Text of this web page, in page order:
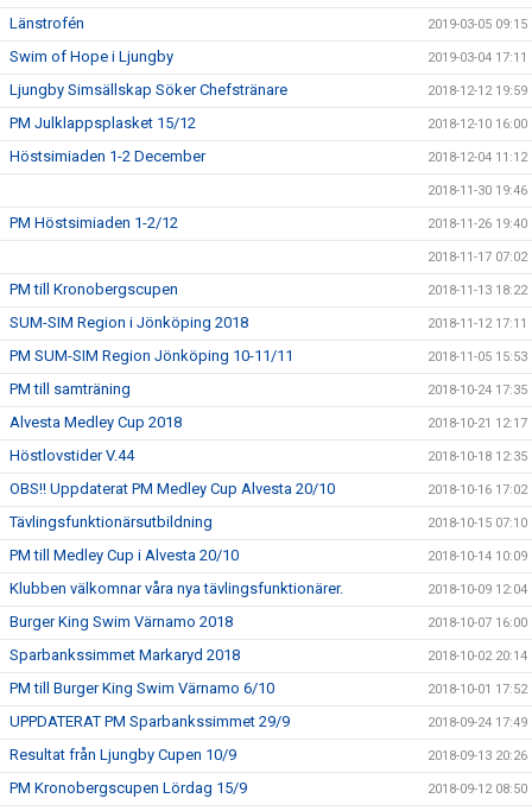
Länstrofén 2019-03-05 09:15
Swim of Hope i Ljungby 2019-03-04 17:11
Ljungby Simsällskap Söker Chefstränare 2018-12-12 19:59
PM Julklappsplasket 15/12 2018-12-10 16:00
Höstsimiaden 1-2 December 2018-12-04 11:12
2018-11-30 19:46
PM Höstsimiaden 1-2/12 2018-11-26 19:40
2018-11-17 07:02
PM till Kronobergscupen 2018-11-13 18:22
SUM-SIM Region i Jönköping 2018 2018-11-12 17:11
PM SUM-SIM Region Jönköping 10-11/11 2018-11-05 15:53
PM till samträning 2018-10-24 17:35
Alvesta Medley Cup 2018 2018-10-21 12:17
Höstlovstider V.44 2018-10-18 12:35
OBS!! Uppdaterat PM Medley Cup Alvesta 20/10 2018-10-16 17:02
Tävlingsfunktionärsutbildning 2018-10-15 07:10
PM till Medley Cup i Alvesta 20/10 2018-10-14 10:09
Klubben välkomnar våra nya tävlingsfunktionärer. 2018-10-09 12:04
Burger King Swim Värnamo 2018 2018-10-07 16:00
Sparbankssimmet Markaryd 2018 2018-10-02 20:14
PM till Burger King Swim Värnamo 6/10 2018-10-01 17:52
UPPDATERAT PM Sparbankssimmet 29/9 2018-09-24 17:49
Resultat från Ljungby Cupen 10/9 2018-09-13 20:26
PM Kronobergscupen Lördag 15/9 2018-09-12 08:50